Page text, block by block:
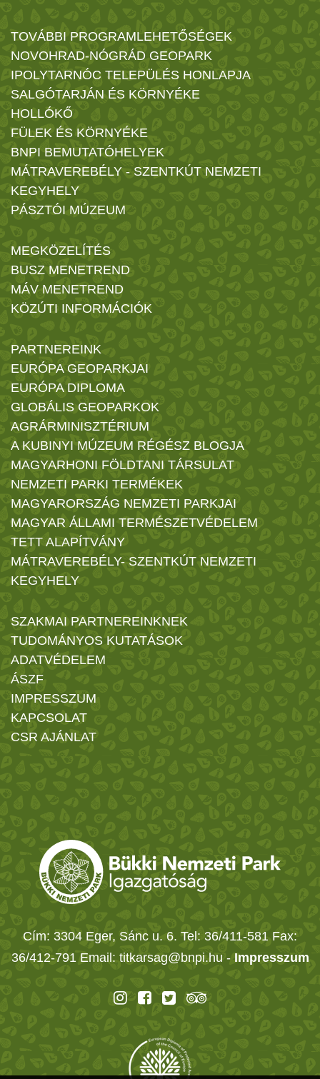
TOVÁBBI PROGRAMLEHETŐSÉGEK
NOVOHRAD-NÓGRÁD GEOPARK
IPOLYTARNÓC TELEPÜLÉS HONLAPJA
SALGÓTARJÁN ÉS KÖRNYÉKE
HOLLÓKŐ
FÜLEK ÉS KÖRNYÉKE
BNPI BEMUTATÓHELYEK
MÁTRAVEREBÉLY - SZENTKÚT NEMZETI
KEGYHELY
PÁSZTÓI MÚZEUM
MEGKÖZELÍTÉS
BUSZ MENETREND
MÁV MENETREND
KÖZÚTI INFORMÁCIÓK
PARTNEREINK
EURÓPA GEOPARKJAI
EURÓPA DIPLOMA
GLOBÁLIS GEOPARKOK
AGRÁRMINISZTÉRIUM
A KUBINYI MÚZEUM RÉGÉSZ BLOGJA
MAGYARHONI FÖLDTANI TÁRSULAT
NEMZETI PARKI TERMÉKEK
MAGYARORSZÁG NEMZETI PARKJAI
MAGYAR ÁLLAMI TERMÉSZETVÉDELEM
TETT ALAPÍTVÁNY
MÁTRAVEREBÉLY- SZENTKÚT NEMZETI
KEGYHELY
SZAKMAI PARTNEREINKNEK
TUDOMÁNYOS KUTATÁSOK
ADATVÉDELEM
ÁSZF
IMPRESSZUM
KAPCSOLAT
CSR AJÁNLAT
Cím: 3304 Eger, Sánc u. 6. Tel: 36/411-581 Fax:
36/412-791 Email: titkarsag@bnpi.hu - Impresszum